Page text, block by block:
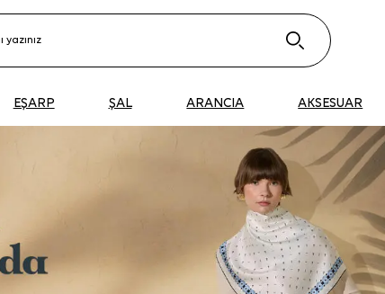
EŞARP ŞAL ARANCIA AKSESUAR